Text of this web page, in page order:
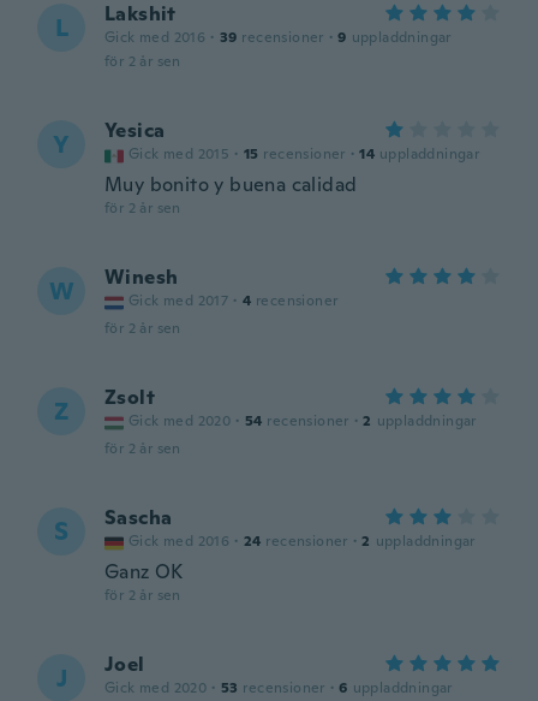
L Lakshit
Gick med 2016 · 39 recensioner · 9 uppladdningar
för 2 år sen
Y Yesica
Gick med 2015 · 15 recensioner · 14 uppladdningar
Muy bonito y buena calidad
för 2 år sen
W Winesh
Gick med 2017 · 4 recensioner
för 2 år sen
Z Zsolt
Gick med 2020 · 54 recensioner · 2 uppladdningar
för 2 år sen
S Sascha
Gick med 2016 · 24 recensioner · 2 uppladdningar
Ganz OK
för 2 år sen
J Joel
Gick med 2020 · 53 recensioner · 6 uppladdningar